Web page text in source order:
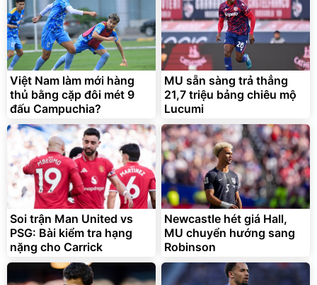
Việt Nam làm mới hàng
thủ bằng cặp đôi mét 9
đấu Campuchia?
MU sẵn sàng trả thẳng
21,7 triệu bảng chiêu mộ
Lucumi
Soi trận Man United vs
PSG: Bài kiểm tra hạng
nặng cho Carrick
Newcastle hét giá Hall,
MU chuyển hướng sang
Robinson